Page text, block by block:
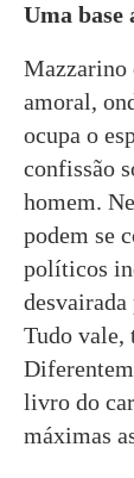
Uma base
Mazzarino
amoral,
ocupa o
confissão
homem.
podem se
políticos
Tudo vale,
livro do
máximas